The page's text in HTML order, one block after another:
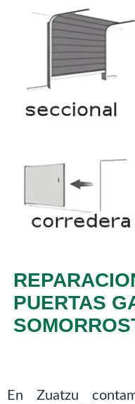
PUERTAS
En Zuatzu